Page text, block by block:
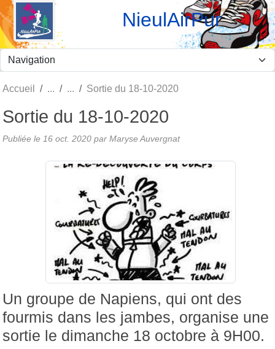
NieulAirPur
Accueil Sortie du 18-10-2020
Sortie du 18-10-2020
Publiée le 16 oct. 2020 par Maryse Auvergnat
Un groupe de Napiens, qui ont des
fourmis dans les jambes, organise une
sortie le dimanche 18 octobre à 9H00.
Panneau de gestion des cookies